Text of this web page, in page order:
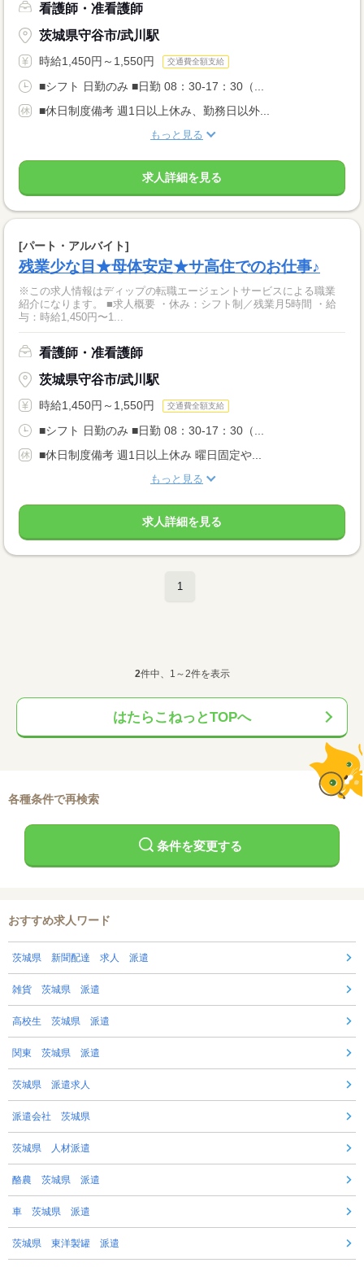
看護師・准看護師
茨城県守谷市/武川駅
時給1,450円～1,550円 交通費全額支給
■シフト 日勤のみ ■日勤 08：30-17：30（...
■休日制度備考 週1日以上休み、勤務日以外...
もっと見る
求人詳細を見る
[パート・アルバイト]
残業少な目★母体安定★サ高住でのお仕事♪
※この求人情報はディップの転職エージェントサービスによる職業
紹介になります。 ■求人概要 ・休み：シフト制／残業月5時間 ・給
与：時給1,450円〜1...
看護師・准看護師
茨城県守谷市/武川駅
時給1,450円～1,550円 交通費全額支給
■シフト 日勤のみ ■日勤 08：30-17：30（...
■休日制度備考 週1日以上休み 曜日固定や...
もっと見る
求人詳細を見る
1
2件中、1～2件を表示
はたらこねっとTOPへ
各種条件で再検索
条件を変更する
おすすめ求人ワード
茨城県 新聞配達 求人 派遣
雑貨 茨城県 派遣
高校生 茨城県 派遣
関東 茨城県 派遣
茨城県 派遣求人
派遣会社 茨城県
茨城県 人材派遣
酪農 茨城県 派遣
車 茨城県 派遣
茨城県 東洋製罐 派遣